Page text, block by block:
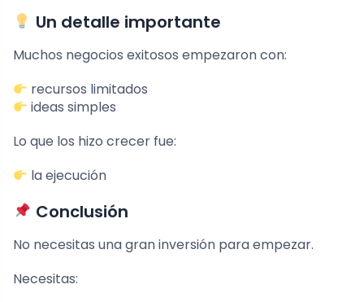
Un detalle importante
Muchos negocios exitosos empezaron con:
recursos limitados
ideas simples
Lo que los hizo crecer fue:
la ejecución
Conclusión
No necesitas una gran inversión para empezar.
Necesitas: